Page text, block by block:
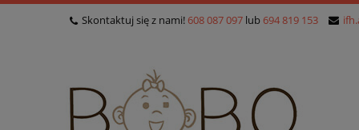
Skontaktuj się z nami! 608 087 097 lub 694 819 153